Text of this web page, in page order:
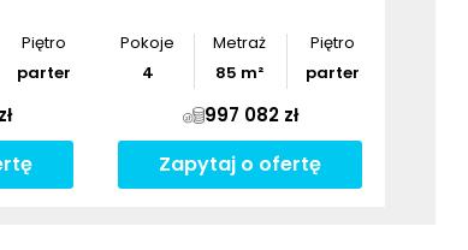
Piętro
parter
Pokoje
4
Metraż
85 m²
Piętro
parter
997 082 zł
Zapytaj o ofertę